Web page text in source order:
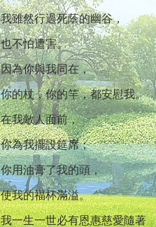
我雖然行過死蔭的幽谷，
也不怕遭害。
因為你與我同在，
你的杖，你的竿，都安慰我。
在我敵人面前，
你為我擺設筵席；
你用油膏了我的頭，
使我的福杯滿溢。
我一生一世必有恩惠慈愛隨著